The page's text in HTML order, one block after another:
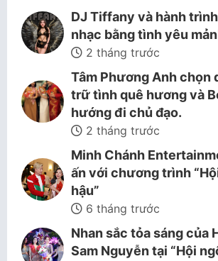
DJ Tiffany và hành
nhạc bằng tình yêu
2 tháng trước
Tâm Phương Anh chọn
trữ tình quê hương và
hướng đi chủ đạo.
2 tháng trước
Minh Chánh
ấn với chương trình
hậu”
6 tháng trước
Nhan sắc tỏa sáng của
Sam Nguyễn tại “Hội